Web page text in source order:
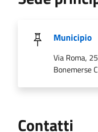
Municipio
Via Roma,
Bonemerse
Contatti